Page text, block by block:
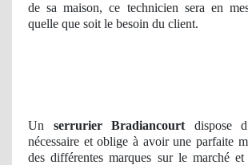
de sa maison, ce technicien sera en
quelle que soit le besoin du client.
Un serrurier Bradiancourt dispose
nécessaire et oblige à avoir une parfaite
des différentes marques sur le marché